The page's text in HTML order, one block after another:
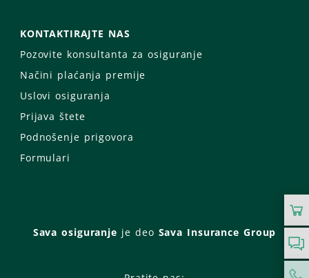
KONTAKTIRAJTE NAS
Pozovite konsultanta za osiguranje
Načini plaćanja premije
Uslovi osiguranja
Prijava štete
Podnošenje prigovora
Formulari
Sava osiguranje je deo Sava Insurance Group